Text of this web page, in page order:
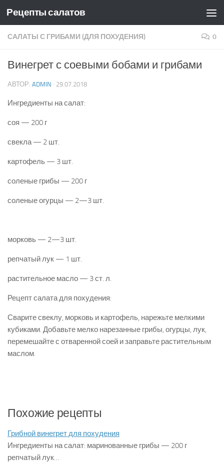
Skip to content
Рецепты салатов
САЛАТЫ С ГРИБАМИ (ДЛЯ ПОХУДЕНИЯ) 0
Винегрет с соевыми бобами и грибами
АВТОР: ADMIN · 29.07.2018
Ингредиенты на салат:
соя — 200 г
свекла — 2 шт.
картофель — 3 шт.
соленые грибы — 200 г
соленые огурцы — 2—3 шт.
морковь — 2—3 шт.
репчатый лук — 1 шт.
растительное масло — 3 ст. л.
Рецепт салата для похудения:
Сварите свеклу, морковь и картофель, нарежьте мелкими
кубиками. Добавьте мелко нарезанные грибы, огурцы, лук,
перемешайте с отваренной соей и заправьте растительным
маслом.
Похожие рецепты
Грибной винегрет для похудения
Ингредиенты на салат: маринованные грибы — 200 г
репчатый лук…